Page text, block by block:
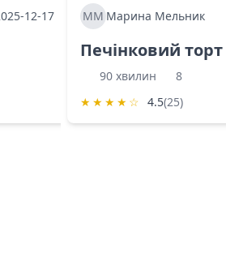
12-17 МММарина Мельник
Печінковий торт
90 хвилин
8
★ ★ ★ ★ ☆ 4.5(25)